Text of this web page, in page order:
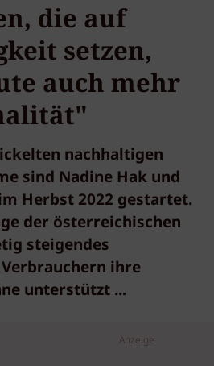
die auf
setzen,
auch mehr
nachhaltigen
sind Nadine Hak und
Herbst 2022 gestartet.
der österreichischen
steigendes
ihre
unterstützt ...
Anzeige